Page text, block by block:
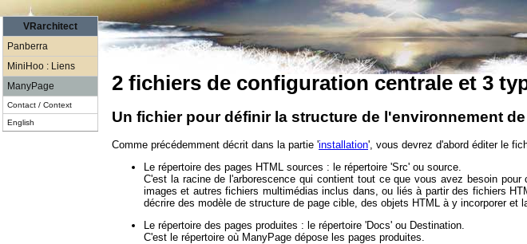
VRarchitect
Panberra
MiniHoo : Liens
ManyPage
Contact / Context
English
2 fichiers de configuration centrale et 3
Un fichier pour définir la structure de l'environnement
Comme précédemment décrit dans la partie 'installation', vous devrez d'abord éditer le
Le répertoire des pages HTML sources : le répertoire 'Src' ou source.
C'est la racine de l'arborescence qui contient tout ce que vous avez besoin
images et autres fichiers multimédias inclus dans, ou liés à partir des fichiers
décrire des modèle de structure de page cible, des objets HTML à y incorporer et
Le répertoire des pages produites : le répertoire 'Docs' ou Destination.
C'est le répertoire où ManyPage dépose les pages produites.